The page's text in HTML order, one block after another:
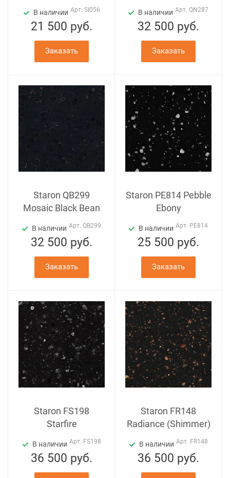
В наличии Арт. SI056
21 500 руб.
Заказать
В наличии Арт. QN287
32 500 руб.
Заказать
Staron QB299
Mosaic Black Bean
В наличии Арт. QB299
32 500 руб.
Заказать
Staron PE814 Pebble
Ebony
В наличии Арт. PE814
25 500 руб.
Заказать
Staron FS198
Starfire
В наличии Арт. FS198
36 500 руб.
Staron FR148
Radiance (Shimmer)
В наличии Арт. FR148
36 500 руб.